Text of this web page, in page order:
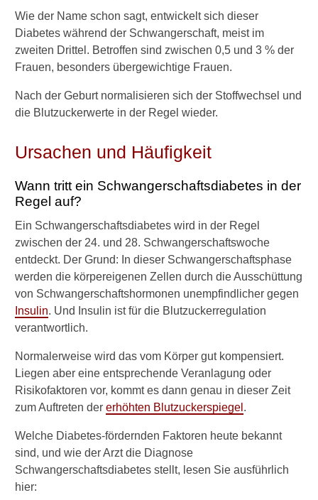
Wie der Name schon sagt, entwickelt sich dieser
Diabetes während der Schwangerschaft, meist im
zweiten Drittel. Betroffen sind zwischen 0,5 und 3 % der
Frauen, besonders übergewichtige Frauen.
Nach der Geburt normalisieren sich der Stoffwechsel und
die Blutzuckerwerte in der Regel wieder.
Ursachen und Häufigkeit
Wann tritt ein Schwangerschaftsdiabetes in der
Regel auf?
Ein Schwangerschaftsdiabetes wird in der Regel
zwischen der 24. und 28. Schwangerschaftswoche
entdeckt. Der Grund: In dieser Schwangerschaftsphase
werden die körpereigenen Zellen durch die Ausschüttung
von Schwangerschaftshormonen unempfindlicher gegen
Insulin. Und Insulin ist für die Blutzuckerregulation
verantwortlich.
Normalerweise wird das vom Körper gut kompensiert.
Liegen aber eine entsprechende Veranlagung oder
Risikofaktoren vor, kommt es dann genau in dieser Zeit
zum Auftreten der erhöhten Blutzuckerspiegel .
Welche Diabetes-fördernden Faktoren heute bekannt
sind, und wie der Arzt die Diagnose
Schwangerschaftsdiabetes stellt, lesen Sie ausführlich
hier:
Blutungen in der
Schwangerschaft
CTG-Werte
Geburt
Stillen
Frühgeburt
Schwangerschaftsdiabetes
Ursachen und Häufigkeit
Diagnose
Behandlung
Langzeitfolgen
Einlagerung von
Nabelschnurblut
Eileiterschwangerschaft
Placenta praevia